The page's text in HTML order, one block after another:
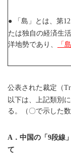
● 「島」とは、第
たは独自の経済生
洋地勢であり、
「
公表された裁定（
以下は、上記類別
る。（〇で示した
A ．中国の「9段線
て